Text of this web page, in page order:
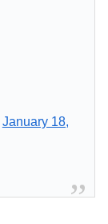
January 18,